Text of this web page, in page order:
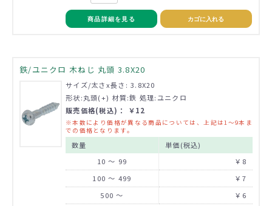
商品詳細を見る カゴに入れる
鉄/ユニクロ 木ねじ 丸頭 3.8X20
サイズ/太さx長さ: 3.8X20
形状:丸頭(+) 材質:鉄 処理:ユニクロ
販売価格(税込)： ￥12
※本数により価格が異なる商品については、上記は1～9本ま
での価格となります。
数量
単価(税込)
10 ～ 99
￥8
100 ～ 499
￥7
500 ～
￥6